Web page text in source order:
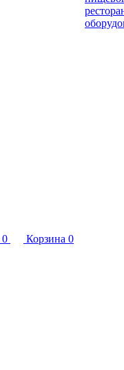
0 Корзина 0